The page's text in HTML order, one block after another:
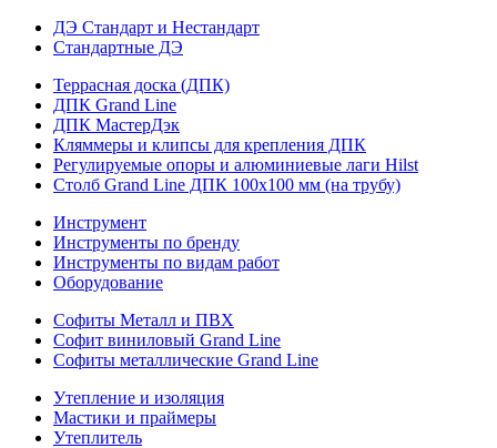
ДЭ Стандарт и Нестандарт
Стандартные ДЭ
Террасная доска (ДПК)
ДПК Grand Line
ДПК МастерДэк
Кляммеры и клипсы для крепления ДПК
Регулируемые опоры и алюминиевые лаги Hilst
Столб Grand Line ДПК 100х100 мм (на трубу)
Инструмент
Инструменты по бренду
Инструменты по видам работ
Оборудование
Софиты Металл и ПВХ
Софит виниловый Grand Line
Софиты металлические Grand Line
Утепление и изоляция
Мастики и праймеры
Утеплитель